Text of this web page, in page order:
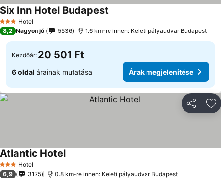
3 Kategória
Hotel
Six Inn Hotel Budapest
8,2 Nagyon jó 5536 1.6 km-re innen: Keleti pályaudvar Budapest
Kezdőár: 20 501 Ft
6 oldal árainak mutatása Árak megjelenítése
3 Kategória
Hotel
Atlantic HotelÁrak megjelenítése
6,9 3175 0.8 km-re innen: Keleti pályaudvar Budapest